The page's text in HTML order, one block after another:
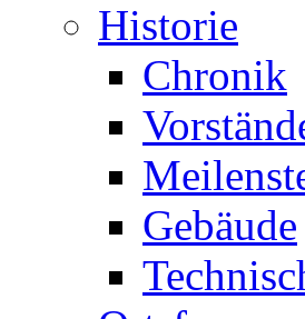
Historie
Chronik
Gebäude